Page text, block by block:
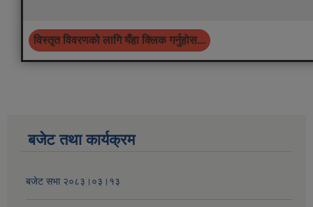
विस्तृत विवरणको लागि यँहा क्लिक गर्नुहोस...
बजेट तथा कार्यक्रम
बजेट सभा २०८३।०३।१३